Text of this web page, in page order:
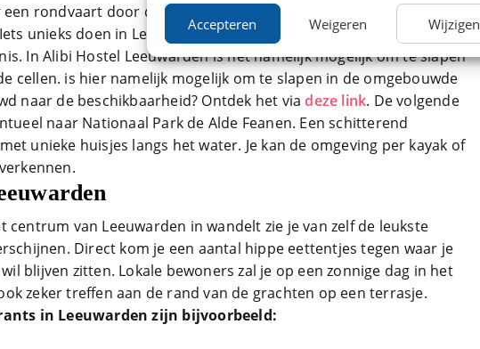
Accepteren Weigeren Wijzigen
rondvaart door de stad. Tarieven voor een zitplaats vallen
unieks doen in Leeuwarden? Boek dan een overnachting in de
In Alibi Hostel Leeuwarden is het namelijk mogelijk om te slapen
cellen. is hier namelijk mogelijk om te slapen in de omgebouwde
naar de beschikbaarheid? Ontdek het viadeze link. De volgende
naar Nationaal Park de Alde Feanen. Een schitterend
unieke huisjes langs het water. Je kan de omgeving per kayak of
centrum van Leeuwarden in wandelt zie je van zelf de leukste
Direct kom je een aantal hippe eettentjes tegen waar je
blijven zitten. Lokale bewoners zal je op een zonnige dag in het
zeker treffen aan de rand van de grachten op een terrasje.
in Leeuwarden zijn bijvoorbeeld: